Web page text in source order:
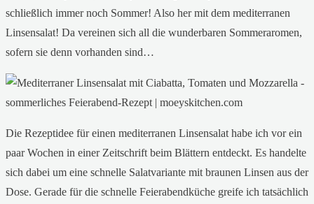
schließlich immer noch Sommer! Also her mit dem mediterranen
Linsensalat! Da vereinen sich all die wunderbaren Sommeraromen,
sofern sie denn vorhanden sind…
Die Rezeptidee für einen mediterranen Linsensalat habe ich vor ein
paar Wochen in einer Zeitschrift beim Blättern entdeckt. Es handelte
sich dabei um eine schnelle Salatvariante mit braunen Linsen aus der
Dose. Gerade für die schnelle Feierabendküche greife ich tatsächlich